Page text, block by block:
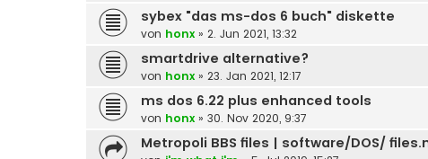
sybex "das ms-dos 6 buch" diskette
von honx » 2. Jun 2021, 13:32
smartdrive alternative?
von honx » 23. Jan 2021, 12:17
ms dos 6.22 plus enhanced tools
von honx » 30. Nov 2020, 9:37
Metropoli BBS files | software/DOS/